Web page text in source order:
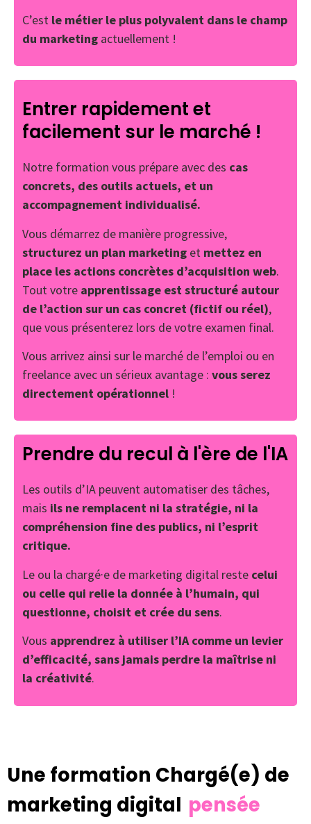
C’est le métier le plus polyvalent dans le champ
du marketing actuellement !
Entrer rapidement et
facilement sur le marché !
Notre formation vous prépare avec des cas
concrets, des outils actuels, et un
accompagnement individualisé.
Vous démarrez de manière progressive,
structurez un plan marketing et mettez en
place les actions concrètes d’acquisition web.
Tout votre apprentissage est structuré autour
de l’action sur un cas concret (fictif ou réel),
que vous présenterez lors de votre examen final.
Vous arrivez ainsi sur le marché de l’emploi ou en
freelance avec un sérieux avantage : vous serez
directement opérationnel !
Prendre du recul à l'ère de l'IA
Les outils d’IA peuvent automatiser des tâches,
mais ils ne remplacent ni la stratégie, ni la
compréhension fine des publics, ni l’esprit
critique.
Le ou la chargé·e de marketing digital reste celui
ou celle qui relie la donnée à l’humain, qui
questionne, choisit et crée du sens.
Vous apprendrez à utiliser l’IA comme un levier
d’efficacité, sans jamais perdre la maîtrise ni
la créativité.
Une formation Chargé(e) de
marketing digital pensée